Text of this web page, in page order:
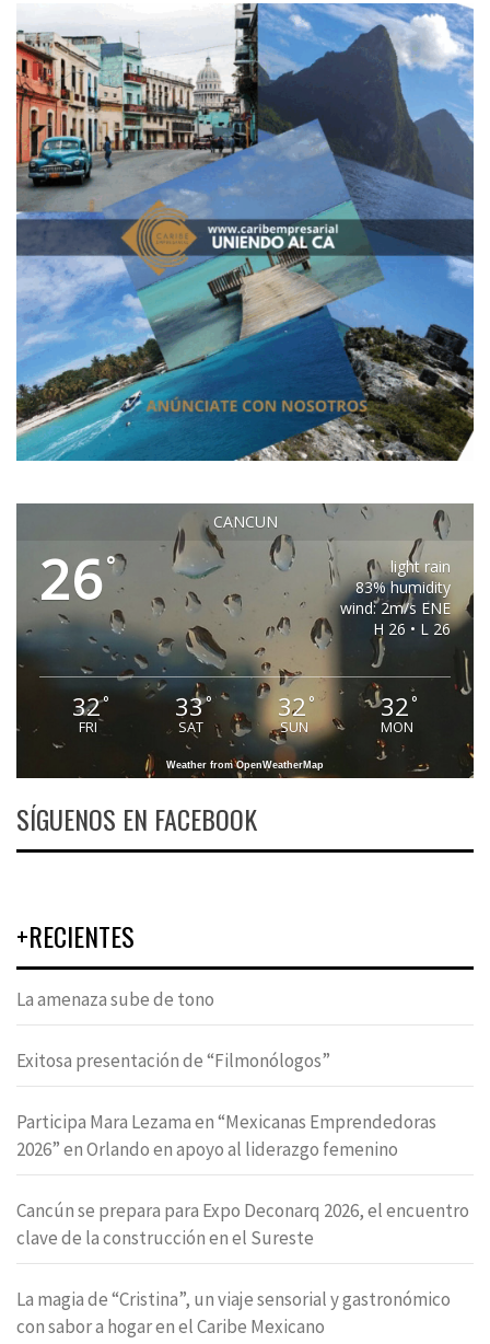
CANCUN
26°
light rain
83% humidity
wind: 2m/s ENE
H 26 • L 26
32°
FRI
33°
SAT
32 °
SUN
32°
MON
Weather from OpenWeatherMap
SÍGUENOS EN FACEBOOK
+RECIENTES
La amenaza sube de tono
Exitosa presentación de “Filmonólogos”
Participa Mara Lezama en “Mexicanas Emprendedoras
2026” en Orlando en apoyo al liderazgo femenino
Cancún se prepara para Expo Deconarq 2026, el encuentro
clave de la construcción en el Sureste
La magia de “Cristina”, un viaje sensorial y gastronómico
con sabor a hogar en el Caribe Mexicano